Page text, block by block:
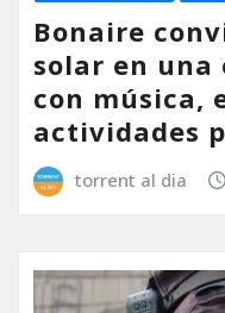
Bonaire
solar en una
con música,
actividades
torrent al dia